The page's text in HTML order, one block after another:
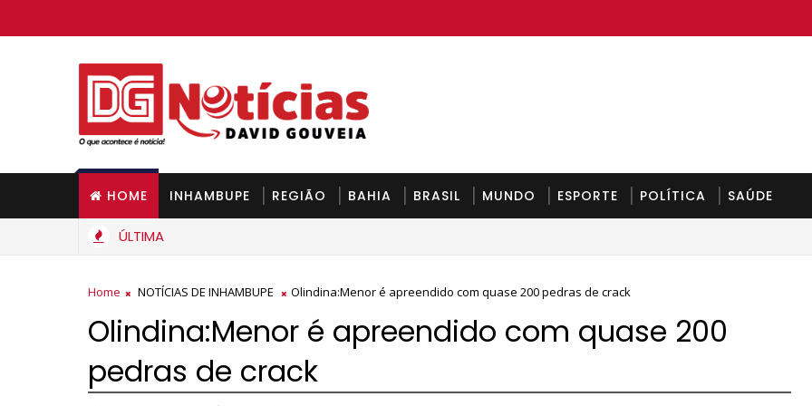
HOME INHAMBUPE REGIÃO BAHIA BRASIL MUNDO ESPORTE POLÍTICA SAÚDE
ÚLTIMA
Home NOTÍCIAS DE INHAMBUPE Olindina:Menor é apreendido com quase 200 pedras de crack
Olindina:Menor é apreendido com quase 200
pedras de crack